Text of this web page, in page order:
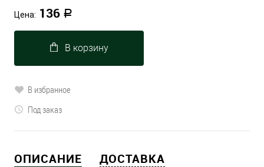
Цена: 136 Р
В корзину
В избранное
Под заказ
ОПИСАНИЕ ДОСТАВКА